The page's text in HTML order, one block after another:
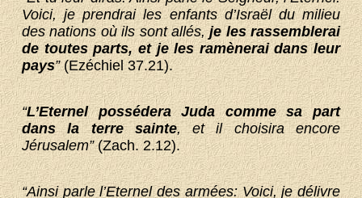
Voici, je prendrai les enfants d’Israël du milieu
des nations où ils sont allés,je les rassemblerai
de toutes parts, et je les ramènerai dans leur
pays”(Ezéchiel 37.21).
“L’Eternel possédera Juda comme sa part
dans la terre sainte, et il choisira encore
Jérusalem”(Zach. 2.12).
“Ainsi parle l’Eternel des armées: Voici, je délivre